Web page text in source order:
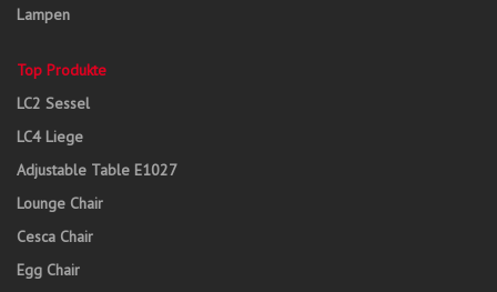
Lampen
Top Produkte
LC2 Sessel
LC4 Liege
Adjustable Table E1027
Lounge Chair
Cesca Chair
Egg Chair